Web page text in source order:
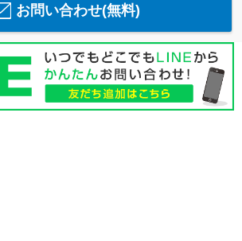
お問い合わせ(無料)